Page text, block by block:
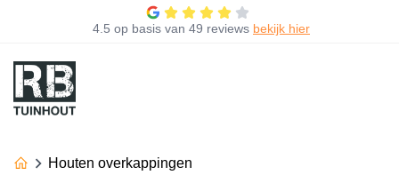
4.5 op basis van 49 reviews bekijk hier
Houten overkappingen